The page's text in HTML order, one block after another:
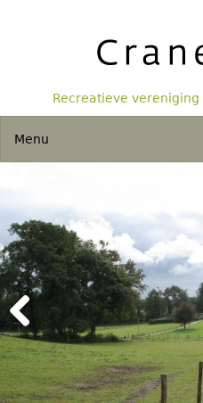
Recreatieve vereniging
Menu